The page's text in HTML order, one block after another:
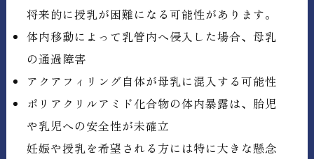
将来的に授乳が困難になる可能性があります。
体内移動によって乳管内へ侵入した場合、母乳
の通過障害
アクアフィリング自体が母乳に混入する可能性
ポリアクリルアミド化合物の体内暴露は、胎児
や乳児への安全性が未確立
妊娠や授乳を希望される方には特に大きな懸念